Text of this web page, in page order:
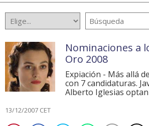
Nominaciones a
Oro 2008
Expiación - Más allá
con 7 candidaturas.
Alberto Iglesias
13/12/2007 CET